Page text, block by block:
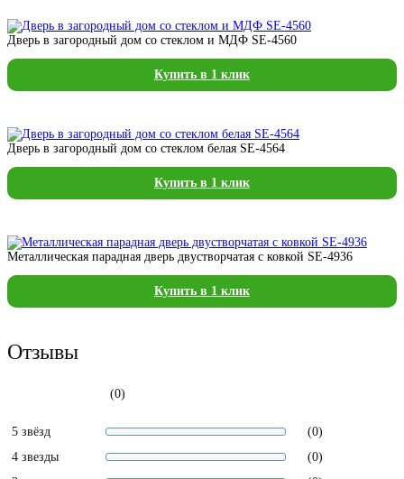
Дверь в загородный дом со стеклом и МДФ SE-4560
Купить в 1 клик
Дверь в загородный дом со стеклом белая SE-4564
Купить в 1 клик
Металлическая парадная дверь двустворчатая с ковкой SE-4936
Купить в 1 клик
Отзывы
(0)
5 звёзд
(0)
4 звезды
(0)